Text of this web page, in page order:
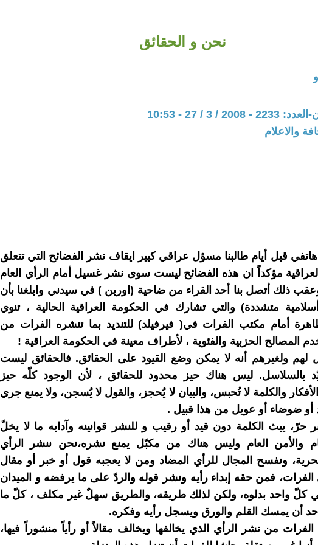
نحن و الحقائق
/ 3 / 27 - 10:53
والاعلام
قبل أيام طالبنا مسؤل عراقي كبير ايقاف نشر الفضائح التي تتعلق
مؤكداً ان هذه الفضائح ليست سوى نشر غسيل أمام الرأي العام
ذلك أتصل بنا أحد القراء من ضاحية (اوربن ) في سيدني وابلغنا بأن
متشددة) والتي تشارك في الحكومة العراقية الحالية ، تنوي
أمام مكتب الفرات في( فيرفيلد) للتنديد بما تنشره الفرات من
المصالح الحزبية والفئوية ، لأطراف معينة في الحكومة العراقية !
لهم ولغيرهم أنه لا يمكن وضع القيود على الحقائق. فالحقائق ليست
بالسلاسل. ليس هناك حيز محدود للحقائق ، لأن الوجود كلّه حيز
والكلمة لا تُحبس، والبيان لا يُحجز، والقول لا يُسجن، ولا يمنع جري
أو ضوضاء أو عويل من هذا قبيل .
حرّ، يبث الكلمة دون قيد أو رقيب و للنشر قوانينه وآدابه ما لا يخلّ
والأمن العام وليس هناك من مكبّل يمنع نشره،نحن ننشر الرأي
ونفسح المجال للرأي المضاد ومن لا يعجبه قول أو خبر أو مقال
فمن حقه إبداء رأيه ونشر قوله والردّ على ما يرفضه و الميدان
كلّ واحد بدلوه، ولكن لذلك طريقه، والطريق سهلٌ غير مكلف ، كلّ ما
أن يمسك القلم والورق ويسجل رأيه وفكره.
الفرات من نشر الرأي الذي يخالفها ويخالف مقالاً أو رأياً منشوراً فيها،